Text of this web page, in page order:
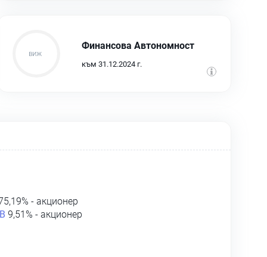
Финансова Автономност
към 31.12.2024 г.
- акционер
9,51% - акционер